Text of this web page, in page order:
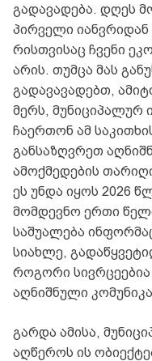
გადავადება. დღეს
პირველი იანვრიდან
რისთვისაც ჩვენი
არის. თუმცა მას
გადავავადებთ,
მერს, მუნიციპალურ
ჩაერთონ ამ
განსაზღვრეთ
ამოქმედების
ეს უნდა იყოს 2026
მომდევნო ერთი
საშუალება
სიახლე,
როგორი
აღნიშნული
გარდა ამისა,
აღწეროს ის